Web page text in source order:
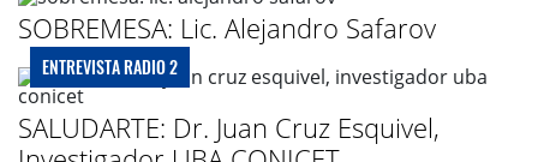
SOBREMESA: Lic. Alejandro Safarov
ENTREVISTA RADIO 2
SALUDARTE: Dr. Juan Cruz Esquivel,